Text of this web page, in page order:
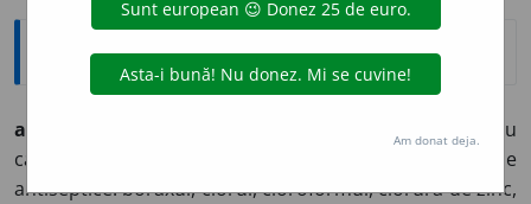
Explicative DEX
antiseptic
care împiedecă putrefacțiunea sau
cangrena:
Principalele
antiseptice: boraxul, clorul, cloroformul, clorura de zinc,
Am donat deja.